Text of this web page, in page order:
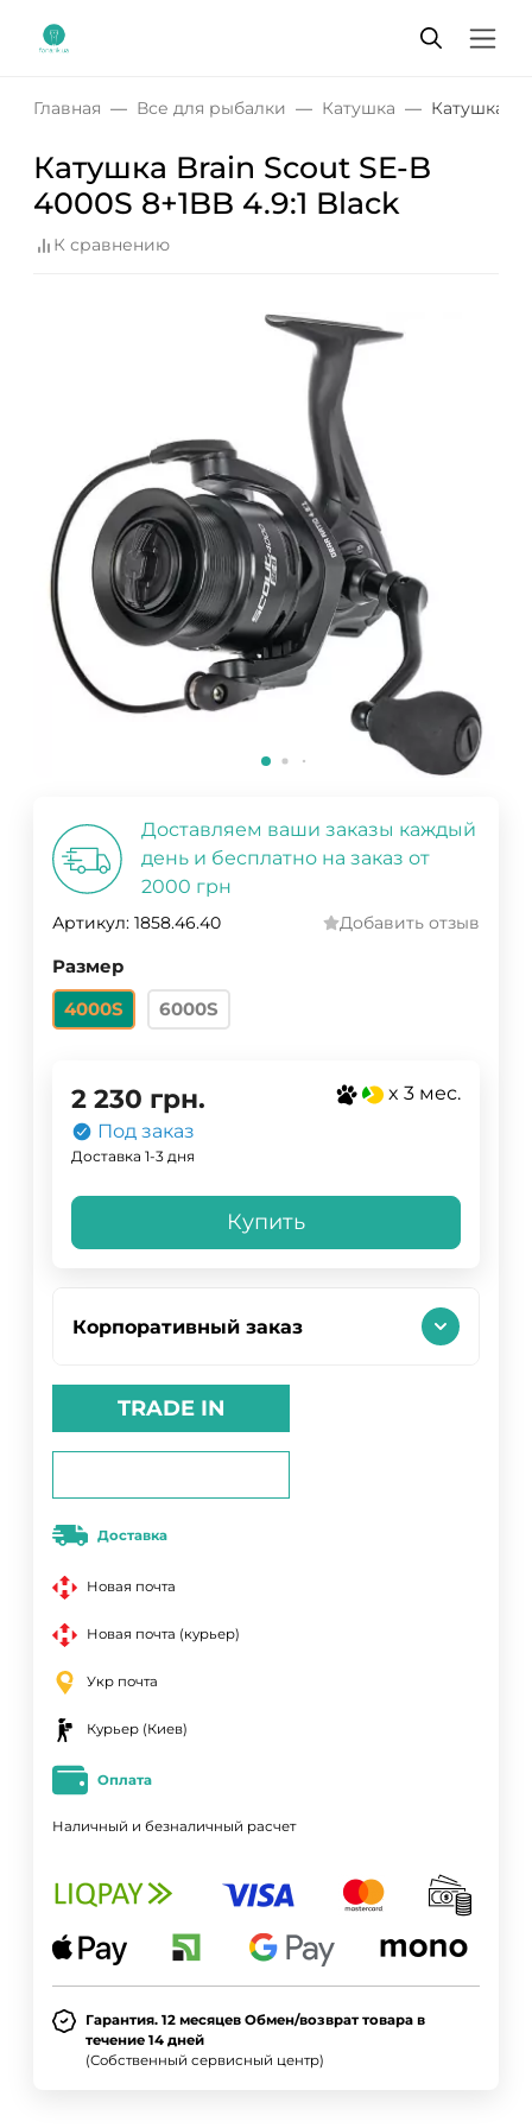
Главная Все для рыбалки Катушка Катушка
Катушка Brain Scout SE-B
4000S 8+1BB 4.9:1 Black
К сравнению
Доставляем ваши заказы каждый
день и бесплатно на заказ от
2000 грн
Артикул: 1858.46.40 Добавить отзыв
Размер
4000S 6000S
2 230 грн.
x 3 мес.
Под заказ
Доставка 1-3 дня
Купить
Корпоративный заказ
TRADE IN
Доставка
Новая почта
Новая почта (курьер)
Укр почта
Курьер (Киев)
Оплата
Наличный и безналичный расчет
Гарантия. 12 месяцев Обмен/возврат товара в
течение 14 дней
(Собственный сервисный центр)